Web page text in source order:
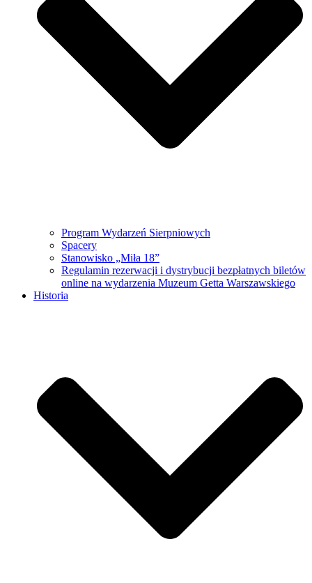
Program Wydarzeń Sierpniowych
Spacery
Stanowisko „Miła 18”
Regulamin rezerwacji i dystrybucji bezpłatnych biletów
online na wydarzenia Muzeum Getta Warszawskiego
Historia